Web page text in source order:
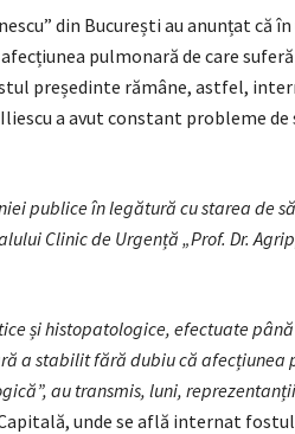
din București au anunțat că
pulmonară de care
președinte rămâne, astfel,
a avut constant probleme
publice în legătură cu starea de
Clinic de Urgență „Prof. Dr.
și histopatologice, efectuate
a stabilit fără dubiu că afecțiunea
au transmis, luni,
unde se află internat